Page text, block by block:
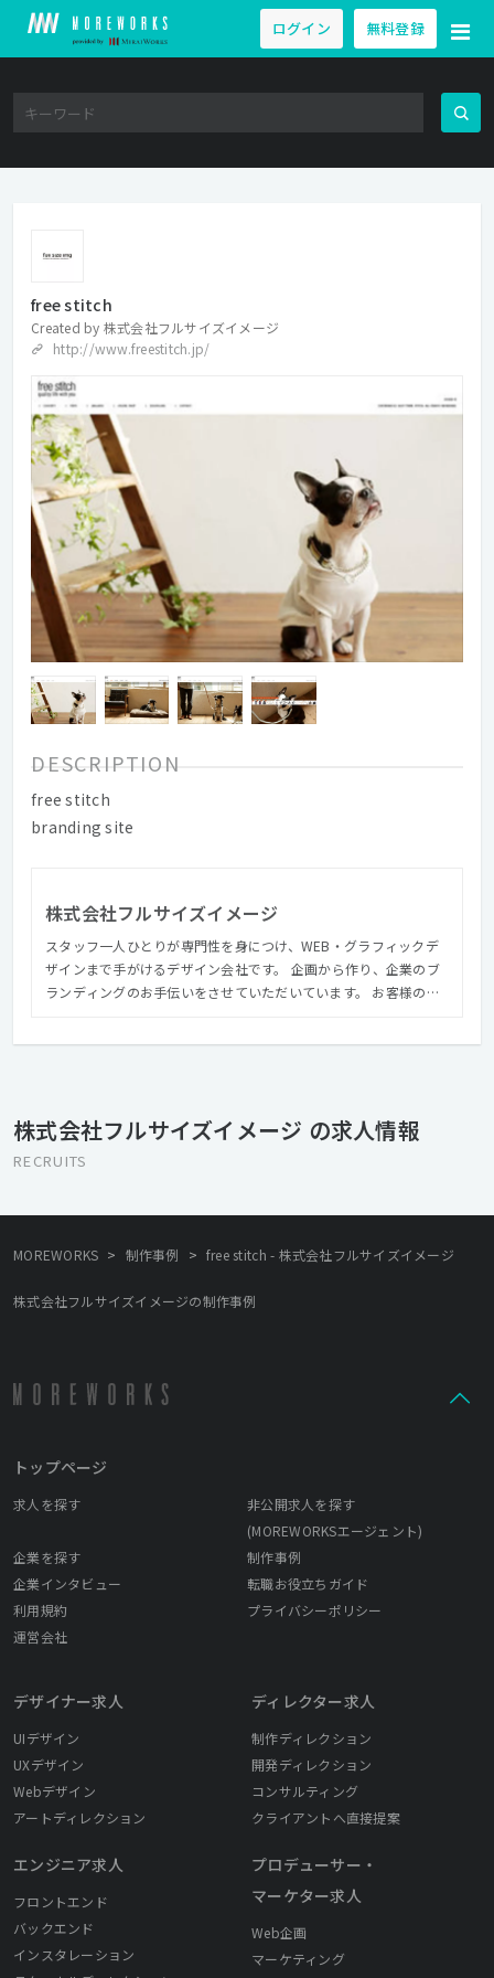
ログイン 無料登録
free stitch
Created by 株式会社フルサイズイメージ
http://www.freestitch.jp/
DESCRIPTION
free stitch
branding site
株式会社フルサイズイメージ
スタッフ一人ひとりが専門性を身につけ、WEB・グラフィックデ
ザインまで手がけるデザイン会社です。 企画から作り、企業のブ
ランディングのお手伝いをさせていただいています。 お客様の商
事業も手がけておりますので、新しいことに貪欲で好奇心旺盛な
人をお待ちしております。
株式会社フルサイズイメージ の求人情報
RECRUITS
MOREWORKS > 制作事例 > free stitch - 株式会社フルサイズイメージ
株式会社フルサイズイメージの制作事例
トップページ
求人を探す
非公開求人を探す
(MOREWORKSエージェント)
企業を探す
制作事例
企業インタビュー
転職お役立ちガイド
利用規約
プライバシーポリシー
運営会社
デザイナー求人
UIデザイン
UXデザイン
Webデザイン
アートディレクション
エンジニア求人
フロントエンド
バックエンド
インスタレーション
ディレクター求人
制作ディレクション
開発ディレクション
コンサルティング
クライアントへ直接提案
プロデューサー・
マーケター求人
Web企画
マーケティング